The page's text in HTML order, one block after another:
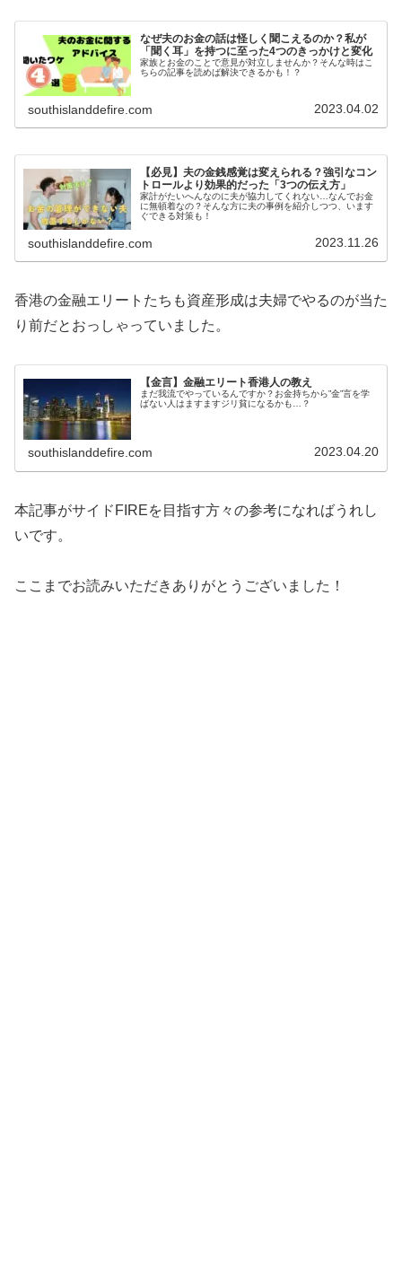
なぜ夫のお金の話は怪しく聞こえるのか？私が
「聞く耳」を持つに至った4つのきっかけと変化
家族とお金のことで意見が対立しませんか？そんな時はこ
ちらの記事を読めば解決できるかも！？
southislanddefire.com 2023.04.02
【必見】夫の金銭感覚は変えられる？強引なコン
トロールより効果的だった「3つの伝え方」
家計がたいへんなのに夫が協力してくれない…なんでお金
に無頓着なの？そんな方に夫の事例を紹介しつつ、います
ぐできる対策も！
southislanddefire.com 2023.11.26
香港の金融エリートたちも資産形成は夫婦でやるのが当た
り前だとおっしゃっていました。
【金言】金融エリート香港人の教え
まだ我流でやっているんですか？お金持ちから”金”言を学
ばない人はますますジリ貧になるかも…？
southislanddefire.com 2023.04.20
本記事がサイドFIREを目指す方々の参考になればうれし
いです。
ここまでお読みいただきありがとうございました！